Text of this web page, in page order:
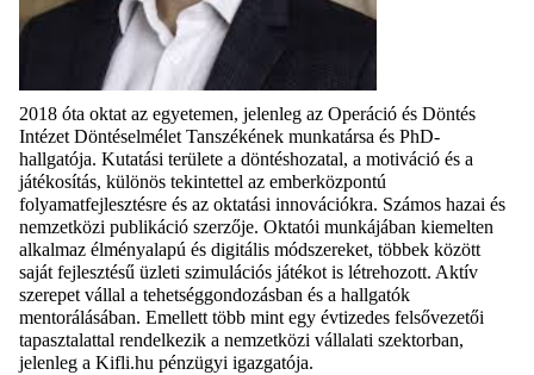
2018 óta oktat az egyetemen, jelenleg az Operáció és Döntés
Intézet Döntéselmélet Tanszékének munkatársa és PhD-
hallgatója. Kutatási területe a döntéshozatal, a motiváció és a
játékosítás, különös tekintettel az emberközpontú
folyamatfejlesztésre és az oktatási innovációkra. Számos hazai és
nemzetközi publikáció szerzője. Oktatói munkájában kiemelten
alkalmaz élményalapú és digitális módszereket, többek között
saját fejlesztésű üzleti szimulációs játékot is létrehozott. Aktív
szerepet vállal a tehetséggondozásban és a hallgatók
mentorálásában. Emellett több mint egy évtizedes felsővezetői
tapasztalattal rendelkezik a nemzetközi vállalati szektorban,
jelenleg a Kifli.hu pénzügyi igazgatója.